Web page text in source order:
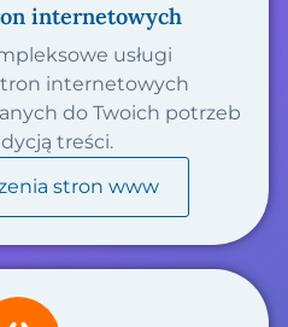
internetowych
usługi
internetowych
do Twoich potrzeb
treści.
stron www